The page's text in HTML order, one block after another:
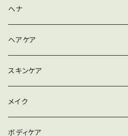
少しなめると空腹
の容器に乾燥剤と
ヘナ
ハナヘナナチュラル
ハナヘナハーバルブラウン
ハナヘナマホガニー
セルフヘナアイテム
ヘアケア
シャンプー
リンス
トリートメント
スキンケア
メイク落とし
洗顔
メイク
ファンデーション
ボディケア